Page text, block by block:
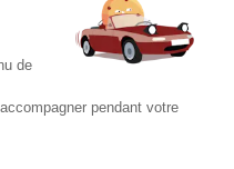
de
pendant votre